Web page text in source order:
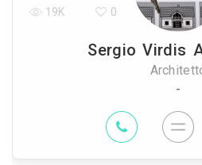
Sergio Virdis
-
19K 0